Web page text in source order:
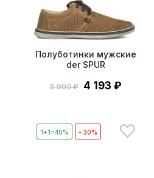
Полуботинки мужские
der SPUR
5 990 ₽ 4 193 ₽
1+1=40% - 30%